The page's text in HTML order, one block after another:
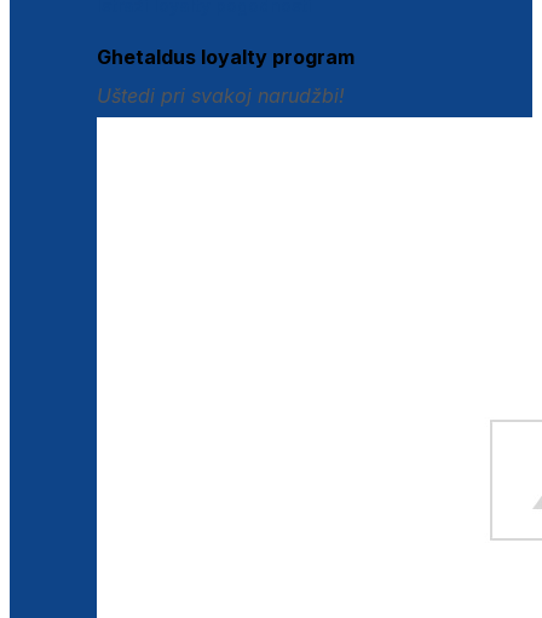
Ghetaldus loyalty program
Uštedi pri svakoj narudžbi!